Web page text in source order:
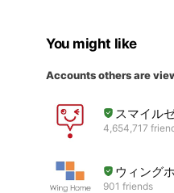
You might like
Accounts others are
スマイル
4,654,717
ウィング
901 friends